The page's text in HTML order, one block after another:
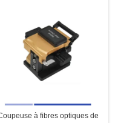
à fibres optiques de